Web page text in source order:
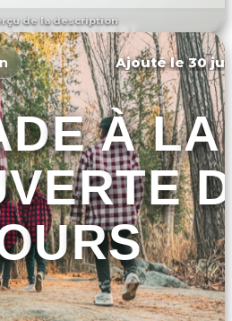
de la description
L'ÉVÉNEMENT
Ajouté le 30
À LA